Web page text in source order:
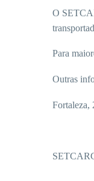
O
Para
Outras
Fortaleza,